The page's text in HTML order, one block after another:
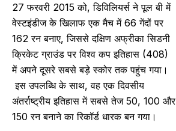
27 फरवरी 2015 को, डिविलियर्स ने पूल बी में
वेस्टइंडीज के खिलाफ एक मैच में 66 गेंदों पर
162 रन बनाए, जिससे दक्षिण अफ्रीका सिडनी
क्रिकेट ग्राउंड पर विश्व कप इतिहास (408)
में अपने दूसरे सबसे बड़े स्कोर तक पहुंच गया।
इस उपलब्धि के साथ, वह एक दिवसीय
अंतर्राष्ट्रीय इतिहास में सबसे तेज 50, 100 और
150 रन बनाने का रिकॉर्ड धारक बन गया।